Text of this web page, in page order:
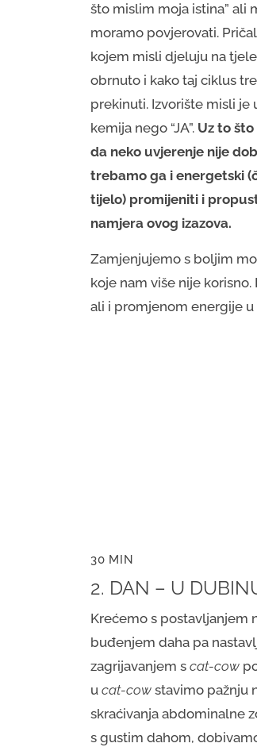
što mislim moja istina” ali
moramo povjerovati.
kojem misli djeluju na
obrnuto i kako taj ciklus
prekinuti. Izvorište misli je
kemija nego “JA”. Uz to
da neko uvjerenje nije
trebamo ga i energetski
tijelo) promijeniti i
namjera ovog izazova.
Zamjenjujemo s boljim
koje nam više nije
ali i promjenom energije u
30 MIN
2. DAN – U
Krećemo s postavljanjem
buđenjem daha pa
zagrijavanjem s cat-cow
u cat-cow stavimo pažnju
skraćivanja abdominalne
s gustim dahom,